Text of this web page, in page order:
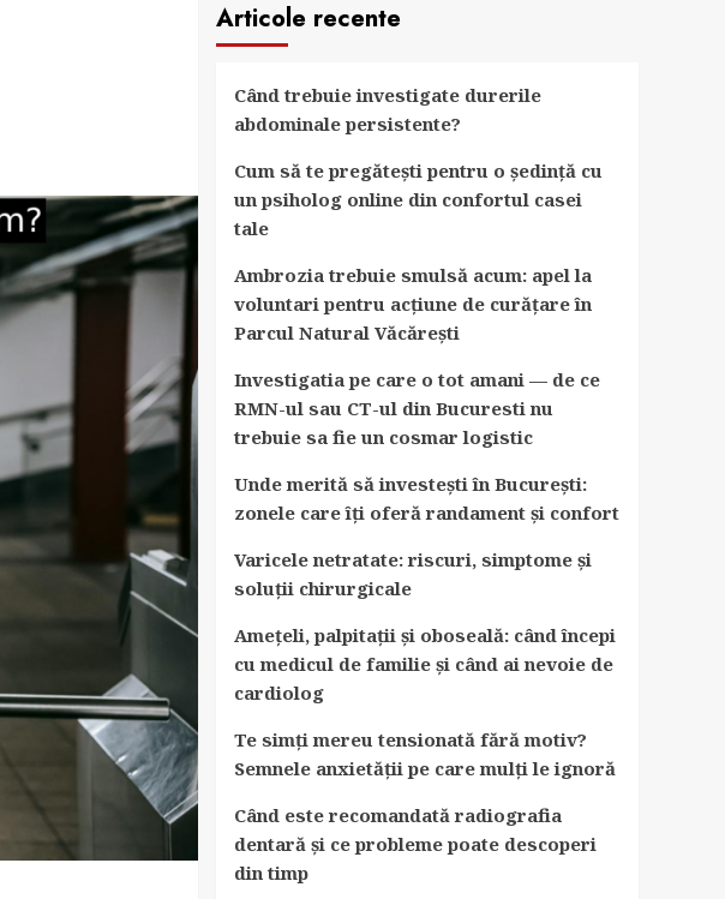
Articole recente
Când trebuie investigate durerile
abdominale persistente?
Cum să te pregătești pentru o ședință cu
un psiholog online din confortul casei
tale
Ambrozia trebuie smulsă acum: apel la
voluntari pentru acțiune de curățare în
Parcul Natural Văcărești
Investigatia pe care o tot amani — de ce
RMN-ul sau CT-ul din Bucuresti nu
trebuie sa fie un cosmar logistic
Unde merită să investești în București:
zonele care îți oferă randament și confort
Varicele netratate: riscuri, simptome și
soluții chirurgicale
Amețeli, palpitații și oboseală: când începi
cu medicul de familie și când ai nevoie de
cardiolog
Te simți mereu tensionată fără motiv?
Semnele anxietății pe care mulți le ignoră
Când este recomandată radiografia
dentară și ce probleme poate descoperi
din timp